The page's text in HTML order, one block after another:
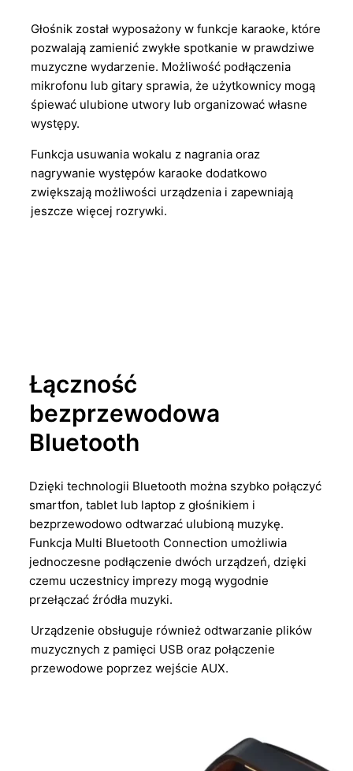
Głośnik został wyposażony w funkcje karaoke, które
pozwalają zamienić zwykłe spotkanie w prawdziwe
muzyczne wydarzenie. Możliwość podłączenia
mikrofonu lub gitary sprawia, że użytkownicy mogą
śpiewać ulubione utwory lub organizować własne
występy.
Funkcja usuwania wokalu z nagrania oraz
nagrywanie występów karaoke dodatkowo
zwiększają możliwości urządzenia i zapewniają
jeszcze więcej rozrywki.
Łączność
bezprzewodowa
Bluetooth
Dzięki technologii Bluetooth można szybko połączyć
smartfon, tablet lub laptop z głośnikiem i
bezprzewodowo odtwarzać ulubioną muzykę.
Funkcja Multi Bluetooth Connection umożliwia
jednoczesne podłączenie dwóch urządzeń, dzięki
czemu uczestnicy imprezy mogą wygodnie
przełączać źródła muzyki.
Urządzenie obsługuje również odtwarzanie plików
muzycznych z pamięci USB oraz połączenie
przewodowe poprzez wejście AUX.